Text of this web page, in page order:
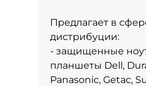
Предлагает в
дистрибуции:
- защищенные
планшеты Dell,
Panasonic, Getac,